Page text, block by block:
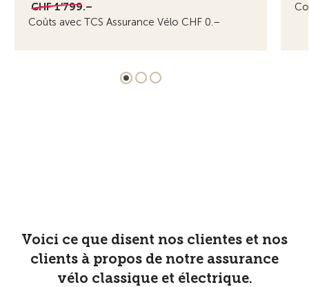
CHF 1’799.–
Coûts avec TCS Assurance Vélo CHF 0.–
Voici ce que disent nos clientes et nos
clients à propos de notre assurance
vélo classique et électrique.